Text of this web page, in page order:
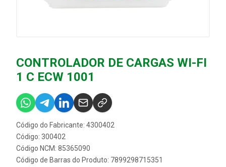
CONTROLADOR DE CARGAS WI-FI
1 C ECW 1001
Código do Fabricante: 4300402
Código: 300402
Código NCM: 85365090
Código de Barras do Produto: 7899298715351